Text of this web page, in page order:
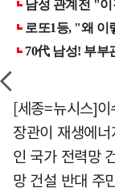
[세종=뉴시스]
장관이 재생에
인 국가 전력망
망 건설 반대 주